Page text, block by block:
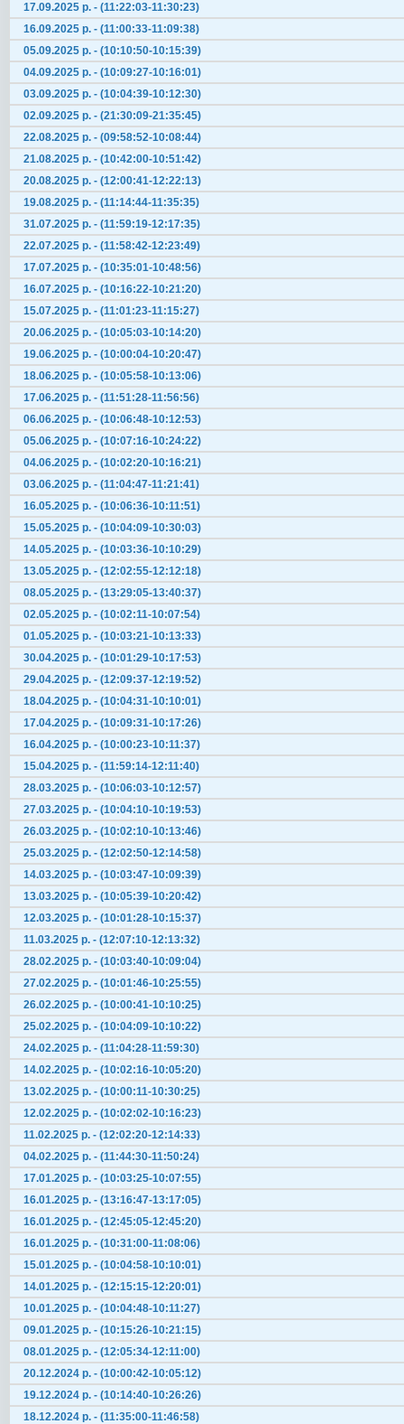
17.09.2025 р. - (11:22:03-11:30:23)
16.09.2025 р. - (11:00:33-11:09:38)
05.09.2025 р. - (10:10:50-10:15:39)
04.09.2025 р. - (10:09:27-10:16:01)
03.09.2025 р. - (10:04:39-10:12:30)
02.09.2025 р. - (21:30:09-21:35:45)
22.08.2025 р. - (09:58:52-10:08:44)
21.08.2025 р. - (10:42:00-10:51:42)
20.08.2025 р. - (12:00:41-12:22:13)
19.08.2025 р. - (11:14:44-11:35:35)
31.07.2025 р. - (11:59:19-12:17:35)
22.07.2025 р. - (11:58:42-12:23:49)
17.07.2025 р. - (10:35:01-10:48:56)
16.07.2025 р. - (10:16:22-10:21:20)
15.07.2025 р. - (11:01:23-11:15:27)
20.06.2025 р. - (10:05:03-10:14:20)
19.06.2025 р. - (10:00:04-10:20:47)
18.06.2025 р. - (10:05:58-10:13:06)
17.06.2025 р. - (11:51:28-11:56:56)
06.06.2025 р. - (10:06:48-10:12:53)
05.06.2025 р. - (10:07:16-10:24:22)
04.06.2025 р. - (10:02:20-10:16:21)
03.06.2025 р. - (11:04:47-11:21:41)
16.05.2025 р. - (10:06:36-10:11:51)
15.05.2025 р. - (10:04:09-10:30:03)
14.05.2025 р. - (10:03:36-10:10:29)
13.05.2025 р. - (12:02:55-12:12:18)
08.05.2025 р. - (13:29:05-13:40:37)
02.05.2025 р. - (10:02:11-10:07:54)
01.05.2025 р. - (10:03:21-10:13:33)
30.04.2025 р. - (10:01:29-10:17:53)
29.04.2025 р. - (12:09:37-12:19:52)
18.04.2025 р. - (10:04:31-10:10:01)
17.04.2025 р. - (10:09:31-10:17:26)
16.04.2025 р. - (10:00:23-10:11:37)
15.04.2025 р. - (11:59:14-12:11:40)
28.03.2025 р. - (10:06:03-10:12:57)
27.03.2025 р. - (10:04:10-10:19:53)
26.03.2025 р. - (10:02:10-10:13:46)
25.03.2025 р. - (12:02:50-12:14:58)
14.03.2025 р. - (10:03:47-10:09:39)
13.03.2025 р. - (10:05:39-10:20:42)
12.03.2025 р. - (10:01:28-10:15:37)
11.03.2025 р. - (12:07:10-12:13:32)
28.02.2025 р. - (10:03:40-10:09:04)
27.02.2025 р. - (10:01:46-10:25:55)
26.02.2025 р. - (10:00:41-10:10:25)
25.02.2025 р. - (10:04:09-10:10:22)
24.02.2025 р. - (11:04:28-11:59:30)
14.02.2025 р. - (10:02:16-10:05:20)
13.02.2025 р. - (10:00:11-10:30:25)
12.02.2025 р. - (10:02:02-10:16:23)
11.02.2025 р. - (12:02:20-12:14:33)
04.02.2025 р. - (11:44:30-11:50:24)
17.01.2025 р. - (10:03:25-10:07:55)
16.01.2025 р. - (13:16:47-13:17:05)
16.01.2025 р. - (12:45:05-12:45:20)
16.01.2025 р. - (10:31:00-11:08:06)
15.01.2025 р. - (10:04:58-10:10:01)
14.01.2025 р. - (12:15:15-12:20:01)
10.01.2025 р. - (10:04:48-10:11:27)
09.01.2025 р. - (10:15:26-10:21:15)
08.01.2025 р. - (12:05:34-12:11:00)
20.12.2024 р. - (10:00:42-10:05:12)
19.12.2024 р. - (10:14:40-10:26:26)
18.12.2024 р. - (11:35:00-11:46:58)